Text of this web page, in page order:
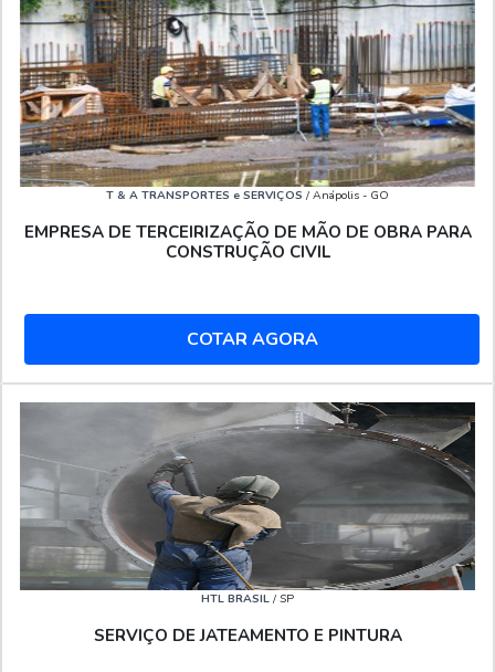
T & A TRANSPORTES e SERVIÇOS / Anápolis - GO
EMPRESA DE TERCEIRIZAÇÃO DE MÃO DE OBRA PARA
CONSTRUÇÃO CIVIL
COTAR AGORA
HTL BRASIL / SP
SERVIÇO DE JATEAMENTO E PINTURA